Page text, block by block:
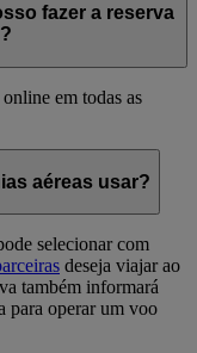
fazer a reserva
em todas as
aéreas usar?
selecionar com
deseja viajar ao
também informará
para operar um voo